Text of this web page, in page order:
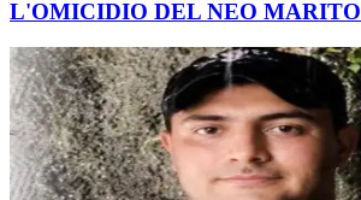
L'OMICIDIO DEL NEO MARITO